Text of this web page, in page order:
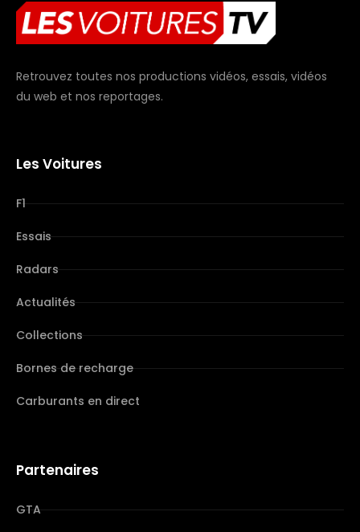
Retrouvez toutes nos productions vidéos, essais, vidéos
du web et nos reportages.
Les Voitures
F1
Essais
Radars
Actualités
Collections
Bornes de recharge
Carburants en direct
Partenaires
GTA